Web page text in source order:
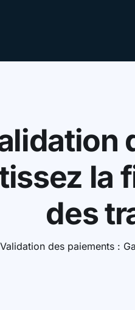
la
des
Validation des paiements :